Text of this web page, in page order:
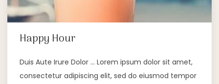
Happy Hour
Duis Aute Irure Dolor … Lorem ipsum dolor sit amet,
consectetur adipiscing elit, sed do eiusmod tempor